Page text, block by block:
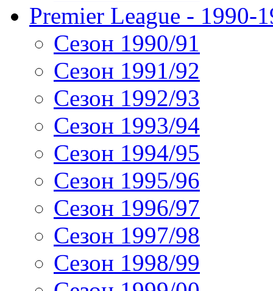
Premier League - 1990-
Сезон 1990/91
Сезон 1991/92
Сезон 1992/93
Сезон 1993/94
Сезон 1994/95
Сезон 1995/96
Сезон 1996/97
Сезон 1997/98
Сезон 1998/99